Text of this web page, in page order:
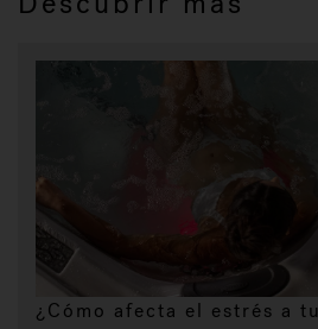
¿Cómo afecta el estrés a tu